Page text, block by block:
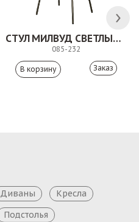
СТУЛ МИЛВУД СВЕТЛЫЙ ШЕЛК
085-232
Заказ
Диваны
Кресла
Подстолья